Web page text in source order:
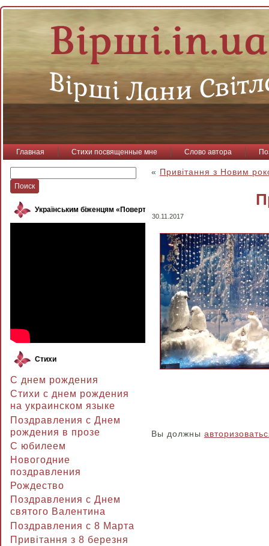
Главная Стихи посвященные мне Слово автора
Українським біженцям «Повертайся, пташко»
Стихи
С днем рождения
Стихи с днем рождения
на украинском языке
Поздравления с Днем
рождения в прозе
C юбилеем
Новогодние
поздравления
Рождество
Поздравления с Днем
святого Валентина
Поздравления с 8 Марта
Привітання з 8 березня
« Привітання з Новим
30.11.2017
Вы должны